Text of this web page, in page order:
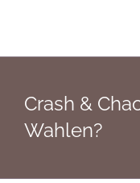
Crash &
Wahlen?